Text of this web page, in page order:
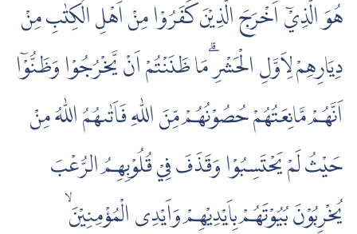
هُوَ الَّذِيْٓ اَخْرَجَ الَّذِيْنَ كَفَرُوْا مِنْ اَهْلِ الْكِتٰبِ مِنْ
دِيَارِهِمْ لِاَوَّلِ الْحَشْرِۗ مَا ظَنَنْتُمْ اَنْ يَّخْرُجُوْا وَظَنُّوْٓا
اَنَّهُمْ مَّانِعَتُهُمْ حُصُوْنُهُمْ مِّنَ اللّٰهِ فَاَتٰىهُمُ اللّٰهُ مِنْ
حَيْثُ لَمْ يَحْتَسِبُوْا وَقَذَفَ فِيْ قُلُوْبِهِمُ الرُّعْبَ
يُخْرِبُوْنَ بُيُوْتَهُمْ بِاَيْدِيْهِمْ وَاَيْدِى الْمُؤْمِنِيْنَۙ